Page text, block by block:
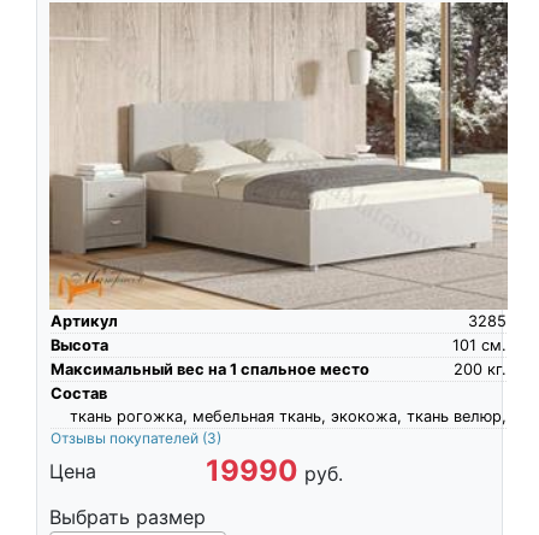
Артикул
3285
Высота
см.
101
Максимальный вес на 1 спальное место
кг.
200
Состав
ткань рогожка, мебельная ткань, экокожа, ткань велюр,
Отзывы покупателей (3)
Цена 19990 руб.
Выбрать размер